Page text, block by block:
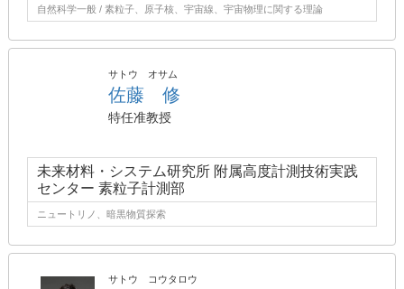
自然科学一般 / 素粒子、原子核、宇宙線、宇宙物理に関する理論
サトウ オサム
佐藤 修
特任准教授
未来材料・システム研究所 附属高度計測技術実践
センター 素粒子計測部
ニュートリノ、暗黒物質探索
サトウ コウタロウ